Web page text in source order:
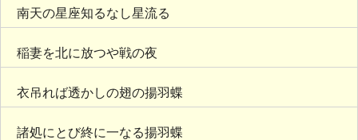
南天の星座知るなし星流る
稲妻を北に放つや戦の夜
衣吊れば透かしの翅の揚羽蝶
諸処にとび終に一なる揚羽蝶